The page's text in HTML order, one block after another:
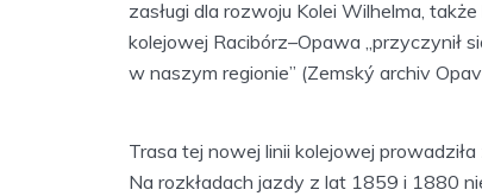
zasługi dla rozwoju Kolei Wilhelma,
kolejowej Racibórz–Opawa „przyczynił
w naszym regionie” (Zemský archiv
Trasa tej nowej linii kolejowej
Na rozkładach jazdy z lat 1859 i 1880